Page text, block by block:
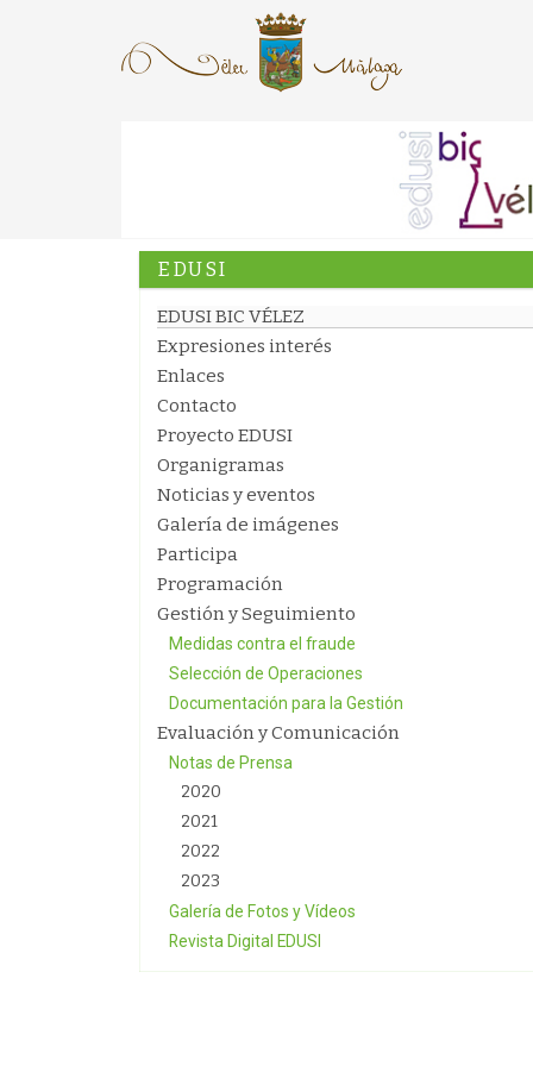
EDUSI
EDUSI BIC VÉLEZ
Expresiones interés
Enlaces
Contacto
Proyecto EDUSI
Organigramas
Noticias y eventos
Galería de imágenes
Participa
Programación
Gestión y Seguimiento
Medidas contra el fraude
Selección de Operaciones
Documentación para la Gestión
Evaluación y Comunicación
Notas de Prensa
2020
2021
2022
2023
Galería de Fotos y Vídeos
Revista Digital EDUSI